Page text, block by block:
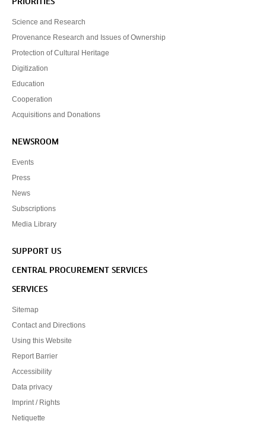
PRIORITIES
Science and Research
Provenance Research and Issues of Ownership
Protection of Cultural Heritage
Digitization
Education
Cooperation
Acquisitions and Donations
NEWSROOM
Events
Press
News
Subscriptions
Media Library
SUPPORT US
CENTRAL PROCUREMENT SERVICES
SERVICES
Sitemap
Contact and Directions
Using this Website
Report Barrier
Accessibility
Data privacy
Imprint / Rights
Netiquette